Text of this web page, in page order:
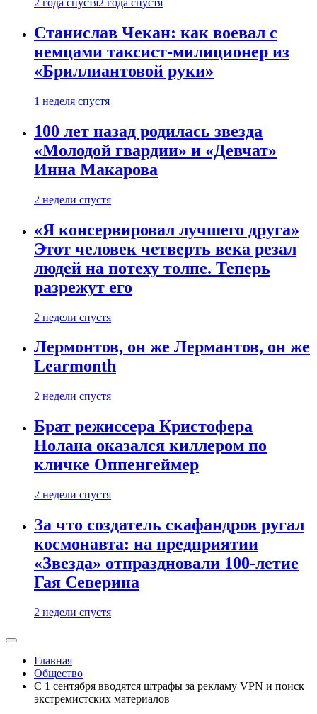
2 года спустя2 года спустя
Станислав Чекан: как воевал с
немцами таксист-милиционер из
«Бриллиантовой руки»
1 неделя спустя
100 лет назад родилась звезда
«Молодой гвардии» и «Девчат»
Инна Макарова
2 недели спустя
«Я консервировал лучшего друга»
Этот человек четверть века резал
людей на потеху толпе. Теперь
разрежут его
2 недели спустя
Лермонтов, он же Лермантов, он же
Learmonth
2 недели спустя
Брат режиссера Кристофера
Нолана оказался киллером по
кличке Оппенгеймер
2 недели спустя
За что создатель скафандров ругал
космонавта: на предприятии
«Звезда» отпраздновали 100-летие
Гая Северина
2 недели спустя
Главная
Общество
С 1 сентября вводятся штрафы за рекламу VPN и поиск
экстремистских материалов